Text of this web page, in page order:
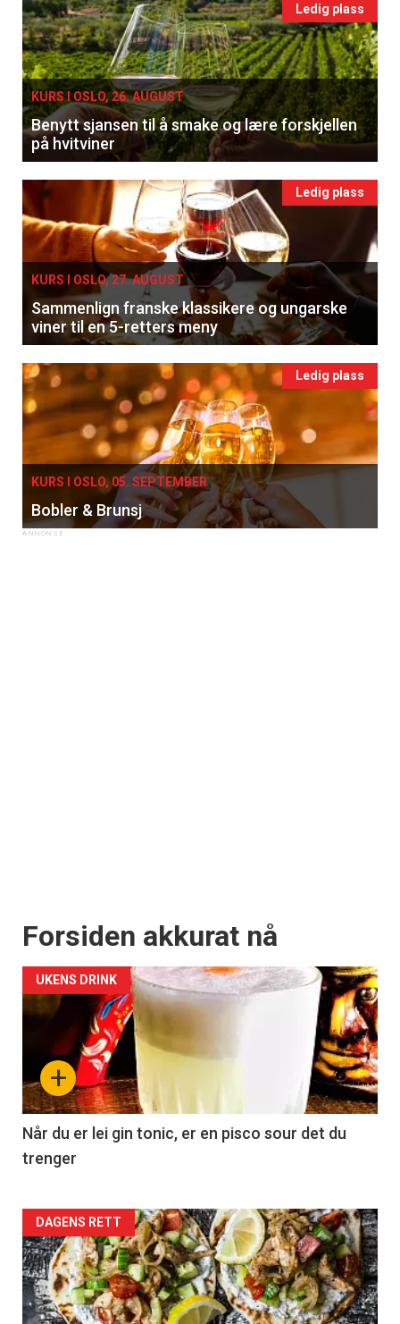
×
Få ukentlige nyhetsbrev fra
Apéritif
Vi tilbyr flere ukentlige nyhetsbrev. Du
kan fritt velge hvilke du ønsker å få
tilsendt.
Registrer deg
Ledig plass
KURS I OSLO, 26. AUGUST
Benytt sjansen til å smake og lære forskjellen
på hvitviner
Ledig plass
KURS I OSLO, 27. AUGUST
Sammenlign franske klassikere og ungarske
viner til en 5-retters meny
Ledig plass
KURS I OSLO, 05. SEPTEMBER
Bobler & Brunsj
Forsiden akkurat nå
+
UKENS DRINK
Når du er lei gin tonic, er en pisco sour det du
trenger
Forsiden
akkurat
nå
DAGENS RETT